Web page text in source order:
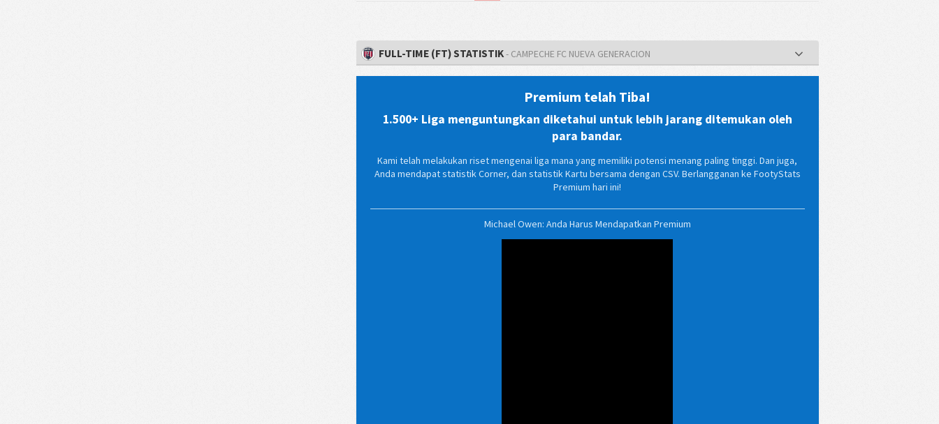
FULL-TIME (FT) STATISTIK- CAMPECHE FC NUEVA GENERACION
Premium telah Tiba!
1.500+ Liga menguntungkan diketahui untuk lebih jarang ditemukan oleh
para bandar.
Kami telah melakukan riset mengenai liga mana yang memiliki potensi menang paling tinggi. Dan juga,
Anda mendapat statistik Corner, dan statistik Kartu bersama dengan CSV. Berlangganan ke FootyStats
Premium hari ini!
Michael Owen: Anda Harus Mendapatkan Premium